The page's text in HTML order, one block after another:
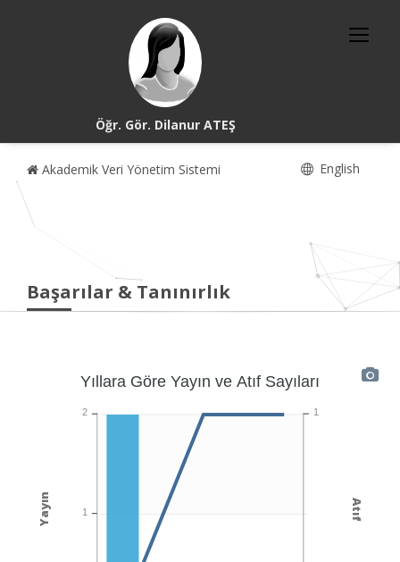
Öğr. Gör. Dilanur ATEŞ
Akademik Veri Yönetim Sistemi English
Başarılar & Tanınırlık
Yıllara Göre Yayın ve Atıf Sayıları
1
Atıf
2
1
Yayın